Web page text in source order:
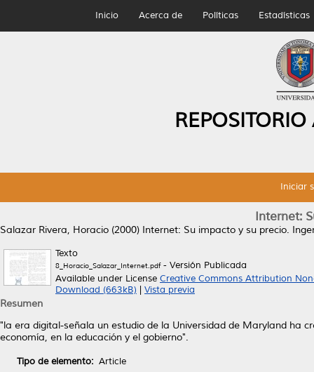
Inicio Acerca de Políticas Estadísticas
Iniciar
Internet:
Salazar Rivera, Horacio (2000) Internet: Su impacto y su precio.
Texto
8_Horacio_Salazar_Internet.pdf- Versión Publicada
Available under License Creative Commons Attribution
Download (663kB)
Vista previa
Resumen
"la era digital-señala un estudio de la Universidad de Maryland ha
economía, en la educación y el gobierno".
Tipo de elemento: Article